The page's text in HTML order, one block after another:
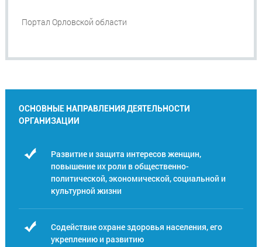
Портал Орловской области
ОСНОВНЫЕ НАПРАВЛЕНИЯ ДЕЯТЕЛЬНОСТИ
ОРГАНИЗАЦИИ
Развитие и защита интересов женщин,
повышение их роли в общественно-
политической, экономической, социальной и
культурной жизни
Содействие охране здоровья населения, его
укреплению и развитию